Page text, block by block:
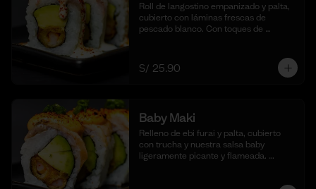
Roll de langostino empanizado y palta,
cubierto con láminas frescas de
pescado blanco. Con toques de
acevichada. (10 cortes).
S/ 25.90
Baby Maki
Relleno de ebi furai y palta, cubierto
con trucha y nuestra salsa baby
ligeramente picante y flameada.